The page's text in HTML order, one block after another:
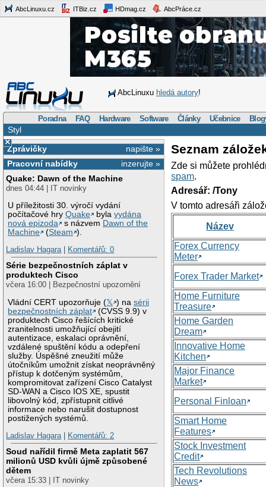
AbcLinuxu.cz ITBiz.cz HDmag.cz AbcPráce.cz
AbcLinuxu hledá autory!
Poradna FAQ Hardware Software Články Učebnice
Styl
×
napište »
Zprávičky
inzerujte »
Pracovní nabídky
Quake: Dawn of the Machine
dnes 04:44 | IT novinky
U příležitosti 30. výročí vydání
počítačové hryQuake bylavydána
nová epizoda
s názvem Dawn of the
Machine
(Steam ).
Ladislav Hagara| Komentářů: 0
Série bezpečnostních záplat v
produktech Cisco
včera 16:00 | Bezpečnostní upozornění
Vládní CERT upozorňuje (𝕏 ) nasérii
bezpečnostních záplat
(CVSS 9.9) v
produktech Cisco řešících kritické
zranitelnosti umožňující obejití
autentizace, eskalaci oprávnění,
vzdálené spuštění kódu a odepření
služby. Úspěšné zneužití může
útočníkům umožnit získat neoprávněný
přístup k dotčeným systémům,
kompromitovat zařízení Cisco Catalyst
SD-WAN a Cisco IOS XE, spustit
libovolný kód, zpřístupnit citlivé
informace nebo narušit dostupnost
postižených systémů.
Ladislav Hagara| Komentářů: 2
Soud nařídil firmě Meta zaplatit 567
milionů USD kvůli újmě způsobené
dětem
včera 15:33 | IT novinky
Seznam
Zde si můžete
spam.
Adresář: /Tony
V tomto adresáři
Název
Forex Currency
Meter
Forex Trader Market
Home Furniture
Treasure
Home Garden
Dream
Innovative Home
Kitchen
Major Finance
Market
Personal Finloan
Smart Home
Features
Stock Investment
Credit
Tech Revolutions
News